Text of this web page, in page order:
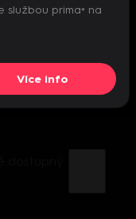
přehrávačprima+ na
Více info